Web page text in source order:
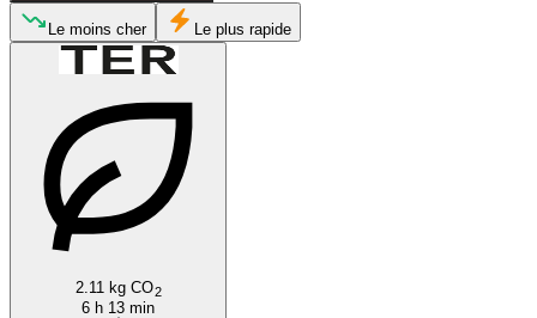
Calais
Le moins cher Le plus rapide
2.11 kg CO2
6 h 13 min